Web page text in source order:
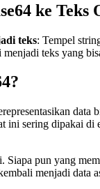
ke Teks
teks: Tempel
teks yang
data
ini sering dipakai di
Siapa pun yang
menjadi data